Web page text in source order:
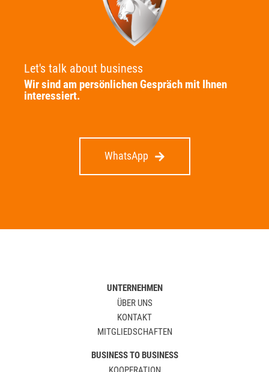
Let's talk about business
Wir sind am persönlichen Gespräch mit Ihnen
interessiert.
WhatsApp
UNTERNEHMEN
ÜBER UNS
KONTAKT
MITGLIEDSCHAFTEN
BUSINESS TO BUSINESS